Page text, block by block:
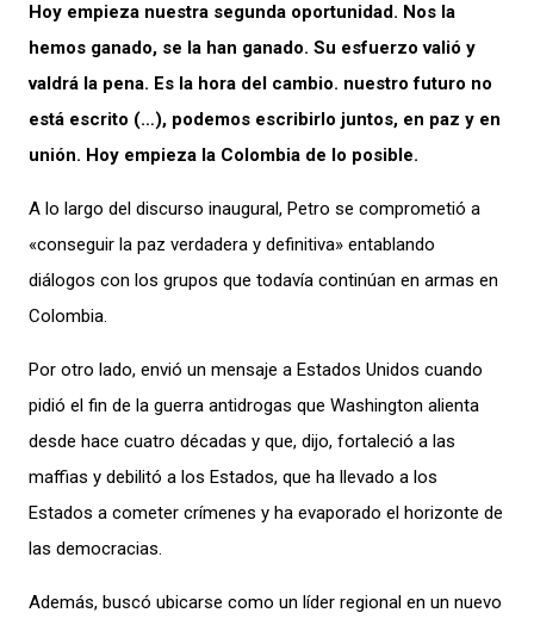
Hoy empieza nuestra segunda oportunidad. Nos la
hemos ganado, se la han ganado. Su esfuerzo valió y
valdrá la pena. Es la hora del cambio. nuestro futuro no
está escrito (…), podemos escribirlo juntos, en paz y en
unión. Hoy empieza la Colombia de lo posible.
A lo largo del discurso inaugural, Petro se comprometió a
«conseguir la paz verdadera y definitiva» entablando
diálogos con los grupos que todavía continúan en armas en
Colombia.
Por otro lado, envió un mensaje a Estados Unidos cuando
pidió el fin de la guerra antidrogas que Washington alienta
desde hace cuatro décadas y que, dijo, fortaleció a las
maffias y debilitó a los Estados, que ha llevado a los
Estados a cometer crímenes y ha evaporado el horizonte de
las democracias.
Además, buscó ubicarse como un líder regional en un nuevo